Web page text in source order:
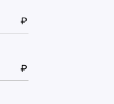
₽
₽